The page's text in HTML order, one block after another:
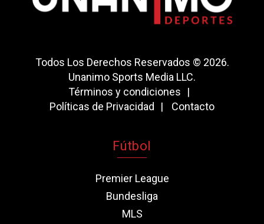
Todos Los Derechos Reservados © 2026.
Unanimo Sports Media LLC.
Términos y condiciones
Políticas de Privacidad
Contacto
Fútbol
Premier League
Bundesliga
MLS